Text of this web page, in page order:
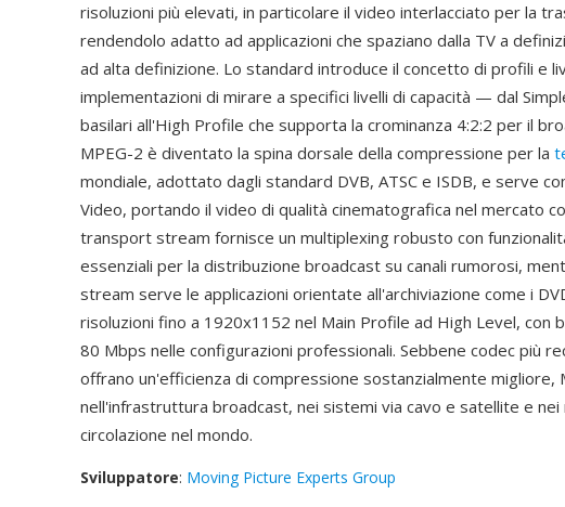
risoluzioni più elevati, in particolare il video interlacciato per la
rendendolo adatto ad applicazioni che spaziano dalla TV a
ad alta definizione. Lo standard introduce il concetto di profili e
implementazioni di mirare a specifici livelli di capacità — dal
basilari all'High Profile che supporta la crominanza 4:2:2 per il
MPEG-2 è diventato la spina dorsale della compressione per la
mondiale, adottato dagli standard DVB, ATSC e ISDB, e serve
Video, portando il video di qualità cinematografica nel mercato
transport stream fornisce un multiplexing robusto con
essenziali per la distribuzione broadcast su canali rumorosi,
stream serve le applicazioni orientate all'archiviazione come i
risoluzioni fino a 1920x1152 nel Main Profile ad High Level, con
80 Mbps nelle configurazioni professionali. Sebbene codec più
offrano un'efficienza di compressione sostanzialmente migliore,
nell'infrastruttura broadcast, nei sistemi via cavo e satellite e nei
circolazione nel mondo.
Sviluppatore: Moving Picture Experts Group